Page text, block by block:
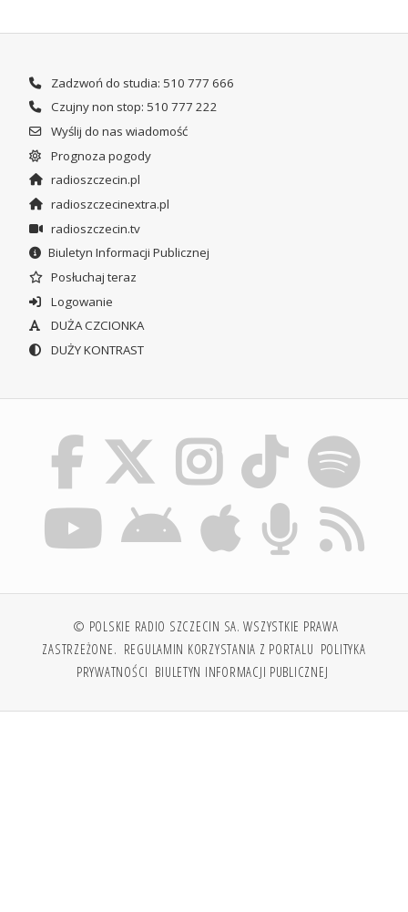
Zadzwoń do studia: 510 777 666
Czujny non stop: 510 777 222
Wyślij do nas wiadomość
Prognoza pogody
radioszczecin.pl
radioszczecinextra.pl
radioszczecin.tv
Biuletyn Informacji Publicznej
Posłuchaj teraz
Logowanie
DUŻA CZCIONKA
DUŻY KONTRAST
© POLSKIE RADIO SZCZECIN SA. WSZYSTKIE PRAWA
ZASTRZEŻONE. REGULAMIN KORZYSTANIA Z PORTALU POLITYKA
PRYWATNOŚCI BIULETYN INFORMACJI PUBLICZNEJ